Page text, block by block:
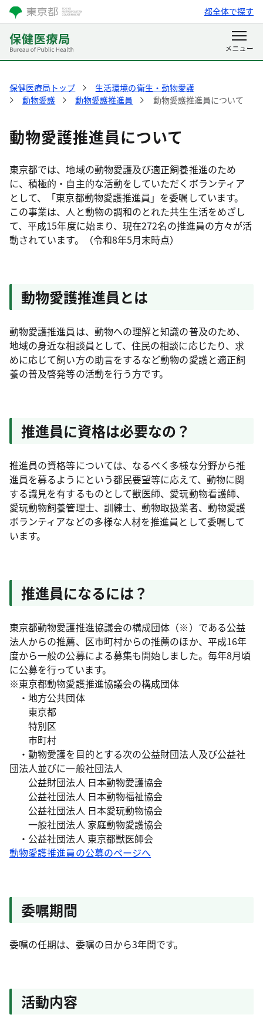
都全体で探す
保健医療局トップ
生活環境の衛生・動物愛護
動物愛護
動物愛護推進員 動物愛護推進員について
動物愛護推進員について
東京都では、地域の動物愛護及び適正飼養推進のため
に、積極的・自主的な活動をしていただくボランティア
として、「東京都動物愛護推進員」を委嘱しています。
この事業は、人と動物の調和のとれた共生生活をめざし
て、平成15年度に始まり、現在272名の推進員の方々が活
動されています。（令和8年5月末時点）
動物愛護推進員とは
動物愛護推進員は、動物への理解と知識の普及のため、
地域の身近な相談員として、住民の相談に応じたり、求
めに応じて飼い方の助言をするなど動物の愛護と適正飼
養の普及啓発等の活動を行う方です。
推進員に資格は必要なの？
推進員の資格等については、なるべく多様な分野から推
進員を募るようにという都民要望等に応えて、動物に関
する識見を有するものとして獣医師、愛玩動物看護師、
愛玩動物飼養管理士、訓練士、動物取扱業者、動物愛護
ボランティアなどの多様な人材を推進員として委嘱して
います。
推進員になるには？
東京都動物愛護推進協議会の構成団体（※）である公益
法人からの推薦、区市町村からの推薦のほか、平成16年
度から一般の公募による募集も開始しました。毎年8月頃
に公募を行っています。
※東京都動物愛護推進協議会の構成団体
・地方公共団体
東京都
特別区
市町村
・動物愛護を目的とする次の公益財団法人及び公益社
団法人並びに一般社団法人
公益財団法人 日本動物愛護協会
公益社団法人 日本動物福祉協会
公益社団法人 日本愛玩動物協会
一般社団法人 家庭動物愛護協会
・公益社団法人 東京都獣医師会
動物愛護推進員の公募のページへ
委嘱期間
委嘱の任期は、委嘱の日から3年間です。
活動内容